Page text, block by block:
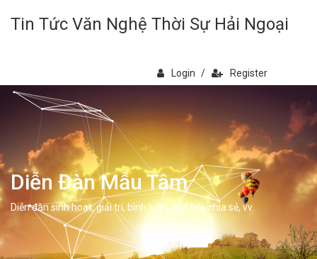
Tin Tức Văn Nghệ Thời Sự Hải Ngoại
Login / Register
Diễn Đàn Mẫu Tâm
Diễn đàn sinh hoạt, giải trí, bình luân, học hỏi, chia sẻ, vv.